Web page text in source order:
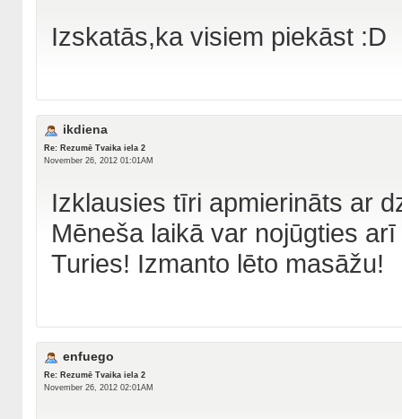
Izskatās,ka visiem piekāst :D
ikdiena
Re: Rezumē Tvaika iela 2
November 26, 2012 01:01AM
Izklausies tīri apmierināts ar
Mēneša laikā var nojūgties
Turies! Izmanto lēto masāžu!
enfuego
Re: Rezumē Tvaika iela 2
November 26, 2012 02:01AM